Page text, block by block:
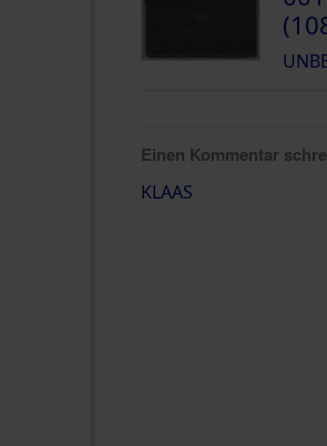
Einen Kommentar
KLAAS